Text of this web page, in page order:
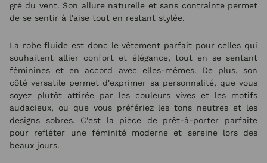
gré du vent. Son allure naturelle et sans contrainte permet
de se sentir à l'aise tout en restant stylée.
La robe fluide est donc le vêtement parfait pour celles qui
souhaitent allier confort et élégance, tout en se sentant
féminines et en accord avec elles-mêmes. De plus, son
côté versatile permet d'exprimer sa personnalité, que vous
soyez plutôt attirée par les couleurs vives et les motifs
audacieux, ou que vous préfériez les tons neutres et les
designs sobres. C'est la pièce de prêt-à-porter parfaite
pour refléter une féminité moderne et sereine lors des
beaux jours.